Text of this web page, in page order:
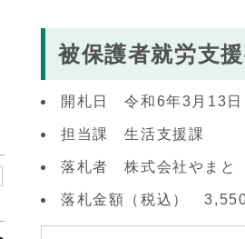
被保護者就労支
開札日 令和6年3月13日
担当課 生活支援課
落札者 株式会社やまと
落札金額（税込）